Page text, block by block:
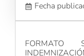
Fecha
FORMATO